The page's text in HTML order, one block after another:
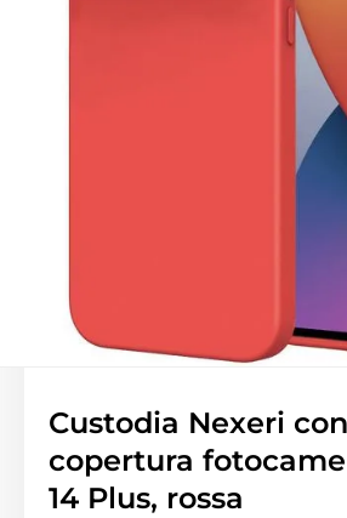
Custodia Nexeri con
copertura
14 Plus, rossa